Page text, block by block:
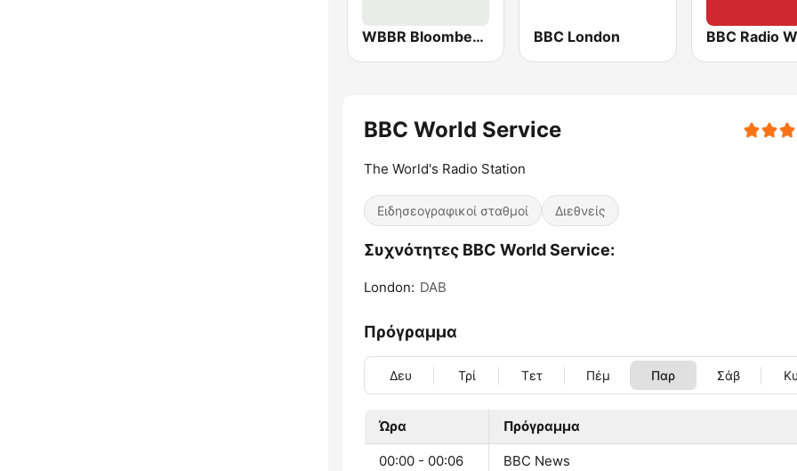
WBBR Bloomberg 1130 BBC London BBC Radio
BBC World Service
The World's Radio Station
Ειδησεογραφικοί σταθμοί Διεθνείς
Συχνότητες BBC World Service:
London: DAB
Πρόγραμμα
Δευ Τρί Τετ Πέμ Παρ Σάβ
Ώρα Πρόγραμμα
00:00 - 00:06 BBC News